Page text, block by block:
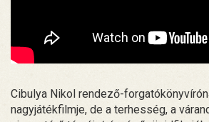
Cibulya Nikol rendező-
nagyjátékfilmje, de a terhesség, a